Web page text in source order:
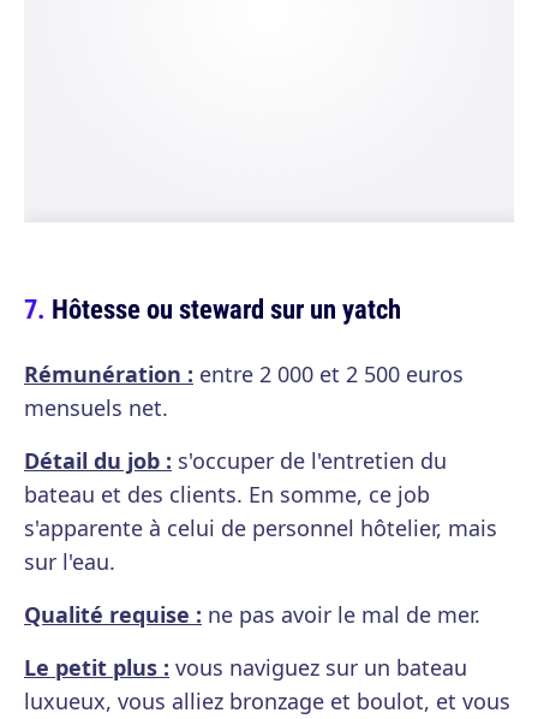
Hôtesse ou steward sur un yatch
Rémunération : entre 2 000 et 2 500 euros
mensuels net.
Détail du job : s'occuper de l'entretien du
bateau et des clients. En somme, ce job
s'apparente à celui de personnel hôtelier, mais
sur l'eau.
Qualité requise : ne pas avoir le mal de mer.
Le petit plus : vous naviguez sur un bateau
luxueux, vous alliez bronzage et boulot, et vous